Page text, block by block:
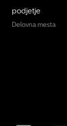
podjetje
Delovna mesta